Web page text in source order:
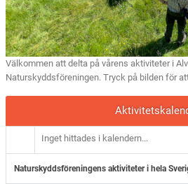
Välkommen att delta på vårens aktiviteter i
Naturskyddsföreningen. Tryck på bilden för
Inget hittades i kalendern...
Naturskyddsföreningens aktiviteter i hela